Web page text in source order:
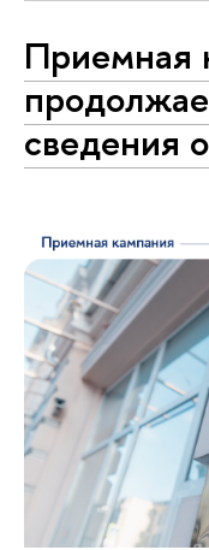
Приемная
сведения